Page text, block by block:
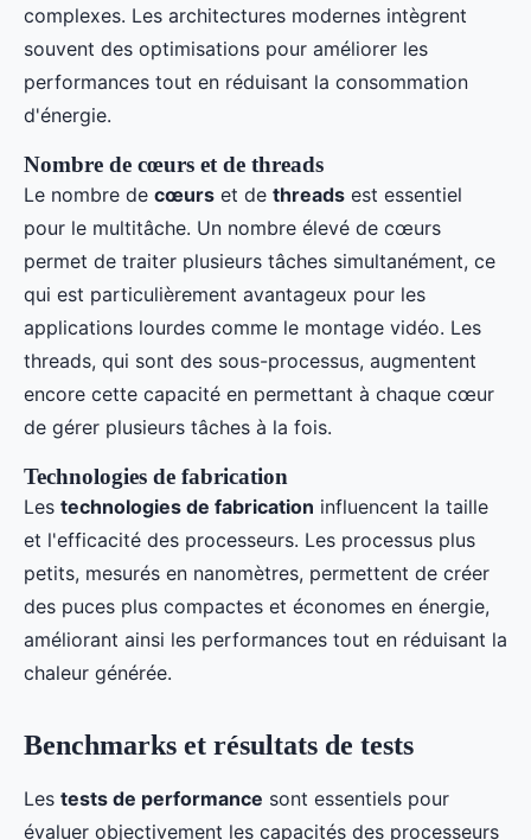
complexes. Les architectures modernes intègrent
souvent des optimisations pour améliorer les
performances tout en réduisant la consommation
d'énergie.
Nombre de cœurs et de threads
Le nombre de cœurs et de threads est essentiel
pour le multitâche. Un nombre élevé de cœurs
permet de traiter plusieurs tâches simultanément, ce
qui est particulièrement avantageux pour les
applications lourdes comme le montage vidéo. Les
threads, qui sont des sous-processus, augmentent
encore cette capacité en permettant à chaque cœur
de gérer plusieurs tâches à la fois.
Technologies de fabrication
Les technologies de fabrication influencent la taille
et l'efficacité des processeurs. Les processus plus
petits, mesurés en nanomètres, permettent de créer
des puces plus compactes et économes en énergie,
améliorant ainsi les performances tout en réduisant la
chaleur générée.
Benchmarks et résultats de tests
Les tests de performance sont essentiels pour
évaluer objectivement les capacités des processeurs